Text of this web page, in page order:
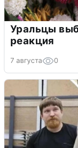
Уральцы
реакция
7 августа 0